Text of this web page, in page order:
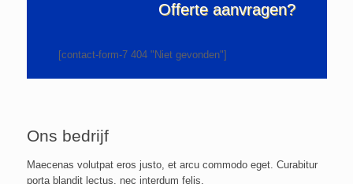
Offerte aanvragen?
[contact-form-7 404 "Niet gevonden"]
Ons bedrijf
Maecenas volutpat eros justo, et arcu commodo eget. Curabitur
porta blandit lectus, nec interdum felis.